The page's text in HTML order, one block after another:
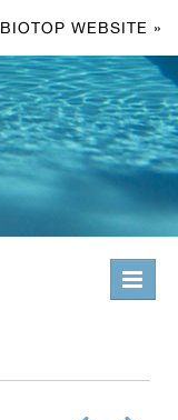
BIOTOP WEBSITE »